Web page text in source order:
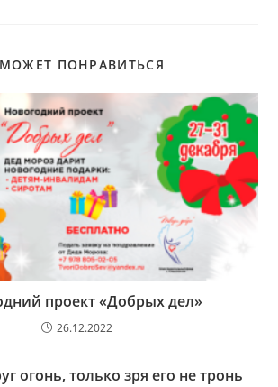
ПОНРАВИТЬСЯ
проект «Добрых дел»
26.12.2022
огонь, только зря его не тронь